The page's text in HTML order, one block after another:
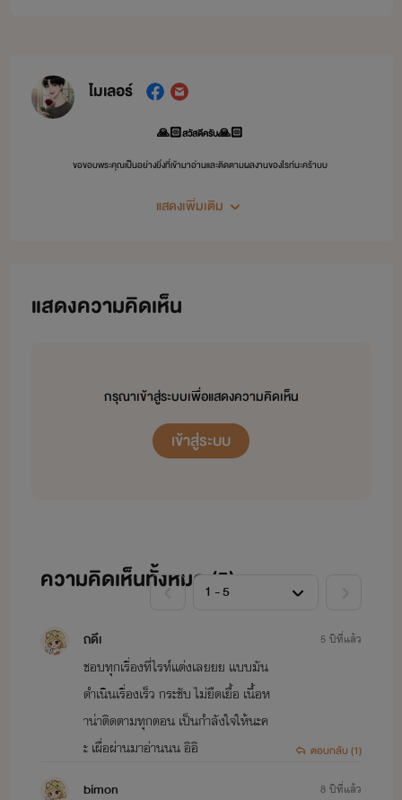
ไมเลอร์
🙏🏻สวัสดีครับ🙏🏻
ขอขอบพระคุณเป็นอย่างยิ่งที่เข้ามาอ่านและติดตามผลงานของไรท์นะคร้าบบ
❤️❤️❤️❤️❤️❤️
ฟังนิยายเสียงได้ที่ช่องยูทูป : MiroStory
แสดงเพิ่มเติม
แสดงความคิดเห็น
กรุณาเข้าสู่ระบบเพื่อแสดงความคิดเห็น
เข้าสู่ระบบ
ความคิดเห็นทั้งหมด (5)
ถดึเ
ชอบทุกเรื่องที่ไรท์เเต่งเลยยย เเบบมัน
ดำเนินเรื่องเร็ว กระชับ ไม่ยืดเยื้อ เนื้อห
าน่าติดตามทุกตอน เป็นกำลังใจให้นะค
ะ เผื่อผ่านมาอ่านนน อิอิ
5 ปีที่แล้ว
ตอบกลับ (1)
bimon
8 ปีที่แล้ว